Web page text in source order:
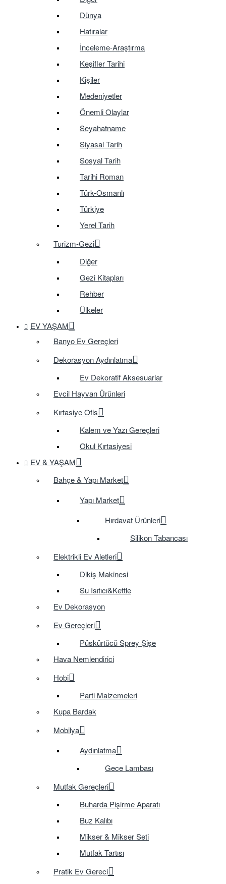
Dünya
Hatıralar
İnceleme-Araştırma
Keşifler Tarihi
Kişiler
Medeniyetler
Önemli Olaylar
Seyahatname
Siyasal Tarih
Sosyal Tarih
Tarihi Roman
Türk-Osmanlı
Türkiye
Yerel Tarih
Turizm-Gezi
Diğer
Gezi Kitapları
Rehber
Ülkeler
EV YAŞAM
Banyo Ev Gereçleri
Dekorasyon Aydınlatma
Ev Dekoratif Aksesuarlar
Evcil Hayvan Ürünleri
Kırtasiye Ofis
Kalem ve Yazı Gereçleri
Okul Kırtasiyesi
EV & YAŞAM
Bahçe & Yapı Market
Yapı Market
Hırdavat Ürünleri
Silikon Tabancası
Elektrikli Ev Aletleri
Dikiş Makinesi
Su Isıtıcı&Kettle
Ev Dekorasyon
Ev Gereçleri
Püskürtücü Sprey Şişe
Hava Nemlendirici
Hobi
Parti Malzemeleri
Kupa Bardak
Mobilya
Aydınlatma
Gece Lambası
Mutfak Gereçleri
Buharda Pişirme Aparatı
Buz Kalıbı
Mikser & Mikser Seti
Mutfak Tartısı
Pratik Ev Gereci